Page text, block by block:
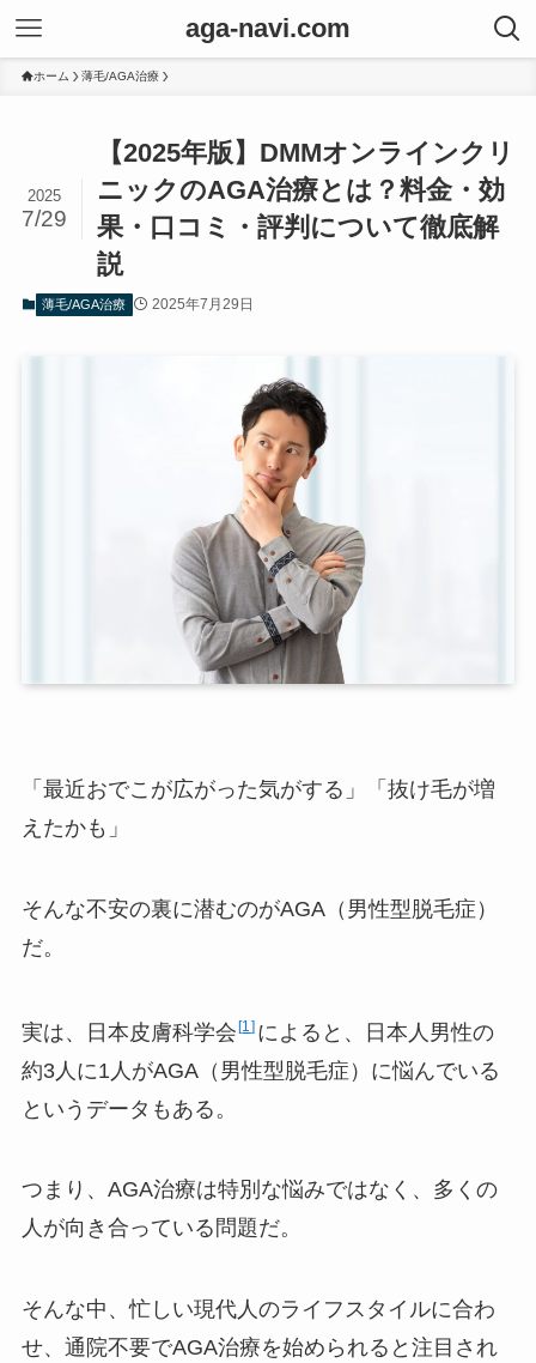
aga-navi.com
ホーム 薄毛/AGA治療
【2025年版】DMMオンラインクリ
ニックのAGA治療とは？料金・効
果・口コミ・評判について徹底解
説
2025
7/29
薄毛/AGA治療 2025年7月29日
「最近おでこが広がった気がする」「抜け毛が増
えたかも」
そんな不安の裏に潜むのがAGA（男性型脱毛症）
だ。
実は、日本皮膚科学会 1
によると、日本人男性の
約3人に1人がAGA（男性型脱毛症）に悩んでいる
というデータもある。
つまり、AGA治療は特別な悩みではなく、多くの
人が向き合っている問題だ。
そんな中、忙しい現代人のライフスタイルに合わ
せ、通院不要でAGA治療を始められると注目され